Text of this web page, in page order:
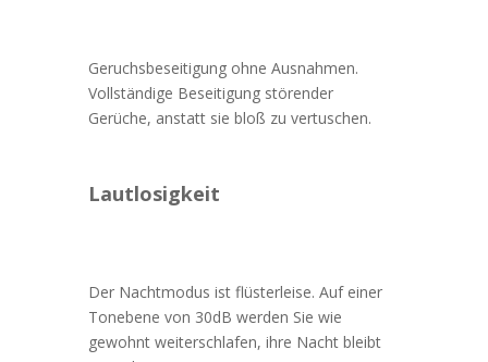
Geruchsbeseitigung ohne Ausnahmen.
Vollständige Beseitigung störender
Gerüche, anstatt sie bloß zu vertuschen.
Lautlosigkeit
Der Nachtmodus ist flüsterleise. Auf einer
Tonebene von 30dB werden Sie wie
gewohnt weiterschlafen, ihre Nacht bleibt